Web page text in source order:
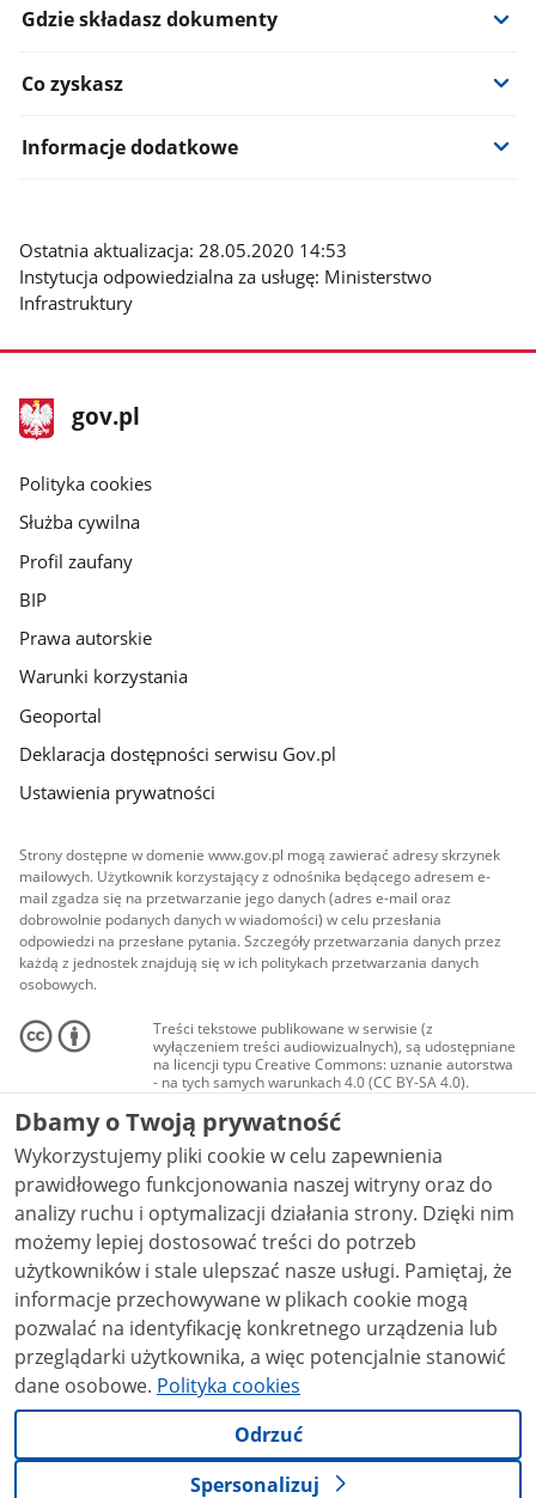
Gdzie składasz dokumenty
Co zyskasz
Informacje dodatkowe
Ostatnia aktualizacja: 28.05.2020 14:53
Instytucja odpowiedzialna za usługę: Ministerstwo
Infrastruktury
stopka
gov.pl
Strona
gov.pl
gov.pl
Polityka cookies
Służba cywilna
Profil zaufany
BIP
Prawa autorskie
Warunki korzystania
Geoportal
Deklaracja dostępności serwisu Gov.pl
Ustawienia prywatności
Strony dostępne w domenie www.gov.pl mogą zawierać adresy skrzynek
mailowych. Użytkownik korzystający z odnośnika będącego adresem e-
mail zgadza się na przetwarzanie jego danych (adres e-mail oraz
dobrowolnie podanych danych w wiadomości) w celu przesłania
odpowiedzi na przesłane pytania. Szczegóły przetwarzania danych przez
każdą z jednostek znajdują się w ich politykach przetwarzania danych
osobowych.
Treści tekstowe publikowane w serwisie (z
wyłączeniem treści audiowizualnych), są udostępniane
na licencji typu Creative Commons: uznanie autorstwa
- na tych samych warunkach 4.0 (CC BY-SA 4.0).
Materiały audiowizualne, w tym zdjęcia, materiały
audio i wideo, są udostępniane na licencji typu
Creative Commons: uznanie autorstwa użycie
niekomercyjne - bez utworów zależnych 4.0 (CC BY-
NC-ND 4.0), o ile nie jest to stwierdzone inaczej.
Dbamy o Twoją prywatność
Wykorzystujemy pliki cookie w celu zapewnienia
prawidłowego funkcjonowania naszej witryny oraz do
analizy ruchu i optymalizacji działania strony. Dzięki nim
możemy lepiej dostosować treści do potrzeb
użytkowników i stale ulepszać nasze usługi. Pamiętaj, że
informacje przechowywane w plikach cookie mogą
pozwalać na identyfikację konkretnego urządzenia lub
przeglądarki użytkownika, a więc potencjalnie stanowić
dane osobowe. Polityka cookies
Odrzuć
Spersonalizuj